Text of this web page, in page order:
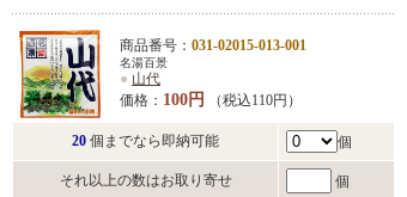
商品番号： 031-02015-013-001
名湯百景
● 山代
価格： 100円 （税込110円）
20 個までなら即納可能 個
それ以上の数はお取り寄せ 個